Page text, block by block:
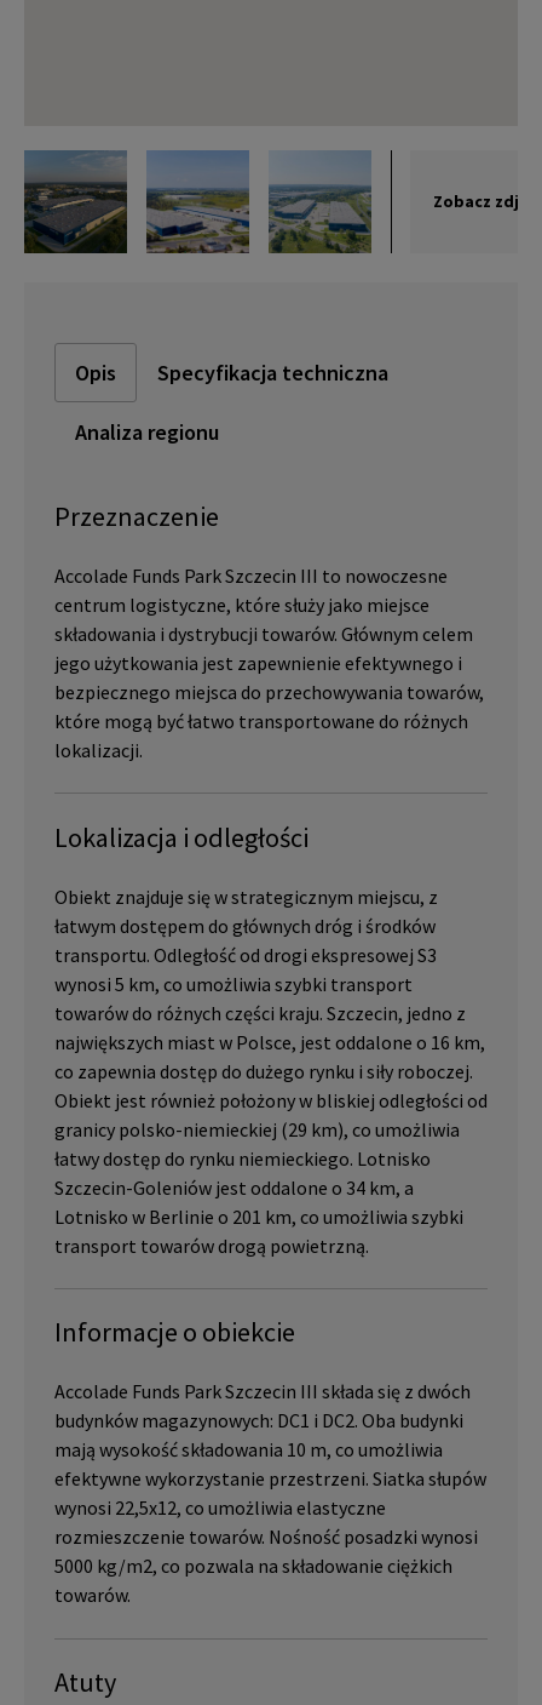
Zobacz
Opis Specyfikacja techniczna
Analiza regionu
Przeznaczenie
Accolade Funds Park Szczecin III to nowoczesne
centrum logistyczne, które służy jako miejsce
składowania i dystrybucji towarów. Głównym celem
jego użytkowania jest zapewnienie efektywnego i
bezpiecznego miejsca do przechowywania towarów,
które mogą być łatwo transportowane do różnych
lokalizacji.
Lokalizacja i odległości
Obiekt znajduje się w strategicznym miejscu, z
łatwym dostępem do głównych dróg i środków
transportu. Odległość od drogi ekspresowej S3
wynosi 5 km, co umożliwia szybki transport
towarów do różnych części kraju. Szczecin, jedno z
największych miast w Polsce, jest oddalone o 16 km,
co zapewnia dostęp do dużego rynku i siły roboczej.
Obiekt jest również położony w bliskiej odległości od
granicy polsko-niemieckiej (29 km), co umożliwia
łatwy dostęp do rynku niemieckiego. Lotnisko
Szczecin-Goleniów jest oddalone o 34 km, a
Lotnisko w Berlinie o 201 km, co umożliwia szybki
transport towarów drogą powietrzną.
Informacje o obiekcie
Accolade Funds Park Szczecin III składa się z dwóch
budynków magazynowych: DC1 i DC2. Oba budynki
mają wysokość składowania 10 m, co umożliwia
efektywne wykorzystanie przestrzeni. Siatka słupów
wynosi 22,5x12, co umożliwia elastyczne
rozmieszczenie towarów. Nośność posadzki wynosi
5000 kg/m2, co pozwala na składowanie ciężkich
towarów.
Atuty